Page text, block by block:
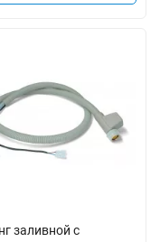
заливной с